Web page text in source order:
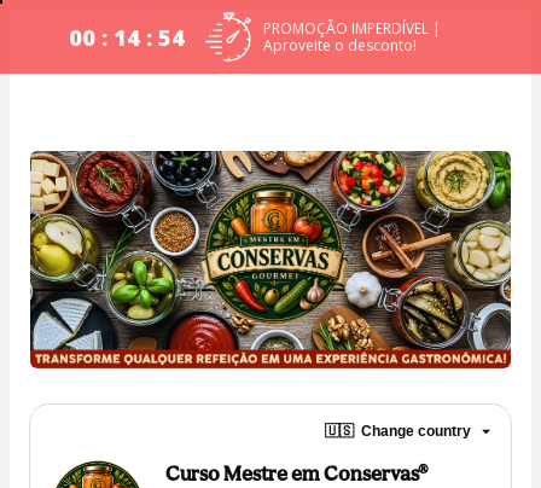
00 : 14 : 54
PROMOÇÃO IMPERDÍVEL |
Aproveite o desconto!
🇺🇸 Change country
Curso Mestre em Conservas®